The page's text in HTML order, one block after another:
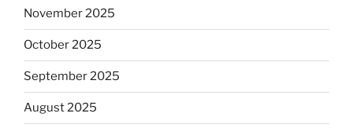
November 2025
October 2025
September 2025
August 2025